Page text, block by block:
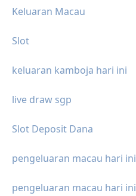
Keluaran Macau
Slot
keluaran kamboja hari ini
live draw sgp
Slot Deposit Dana
pengeluaran macau hari ini
pengeluaran macau hari ini